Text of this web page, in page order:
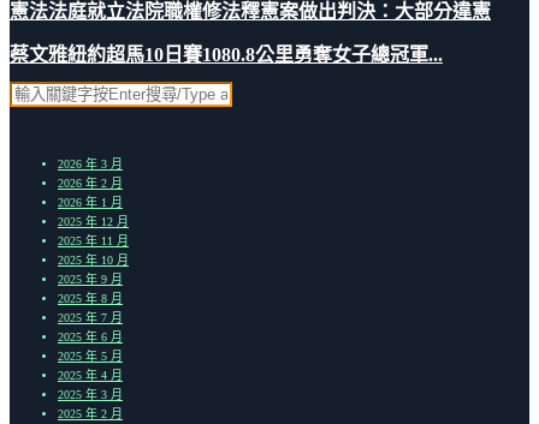
憲法法庭就立法院職權修法釋憲案做出判決：大部分違憲
蔡文雅紐約超馬10日賽1080.8公里勇奪女子總冠軍...
2026 年 3 月
2026 年 2 月
2026 年 1 月
2025 年 12 月
2025 年 11 月
2025 年 10 月
2025 年 9 月
2025 年 8 月
2025 年 7 月
2025 年 6 月
2025 年 5 月
2025 年 4 月
2025 年 3 月
2025 年 2 月